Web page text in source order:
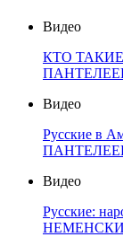
Видео
КТО ТАКИЕ
ПАНТЕЛЕЕВ
Видео
Русские в
ПАНТЕЛЕЕВ
Видео
Русские:
НЕМЕНСКИЙ